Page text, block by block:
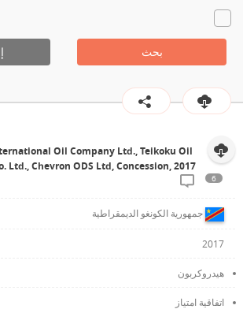
بحث
Oil Company Ltd., Teikoku Oil
Ltd., Chevron ODS Ltd, Concession, 2017
6
جمهورية الكونغو الديمقراطية
2017
هيدروكربون
اتفاقية امتياز